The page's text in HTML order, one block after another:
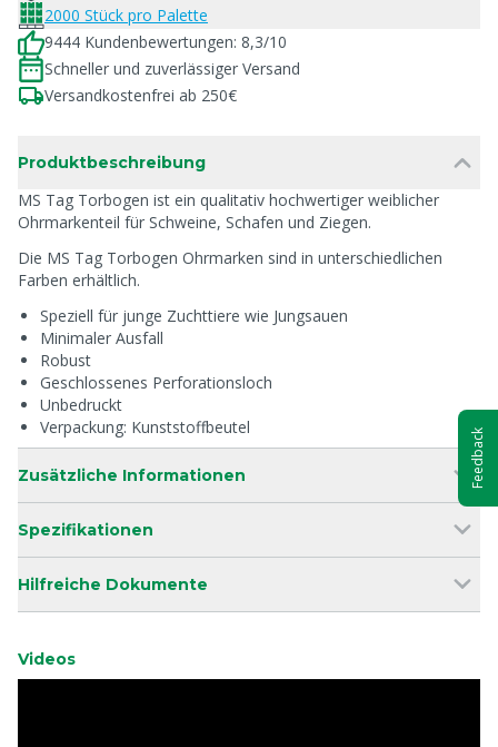
2000 Stück pro Palette
9444 Kundenbewertungen: 8,3/10
Schneller und zuverlässiger Versand
Versandkostenfrei ab 250€
Produktbeschreibung
MS Tag Torbogen ist ein qualitativ hochwertiger weiblicher
Ohrmarkenteil für Schweine, Schafen und Ziegen.
Die MS Tag Torbogen Ohrmarken sind in unterschiedlichen
Farben erhältlich.
Speziell für junge Zuchttiere wie Jungsauen
Minimaler Ausfall
Robust
Geschlossenes Perforationsloch
Unbedruckt
Verpackung: Kunststoffbeutel
Zusätzliche Informationen
Spezifikationen
Hilfreiche Dokumente
Videos
Feedback